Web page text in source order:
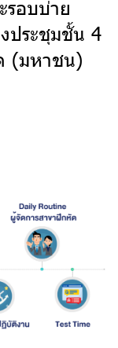
รอบบ่าย
ประชุมชั้น 4
(มหาชน)